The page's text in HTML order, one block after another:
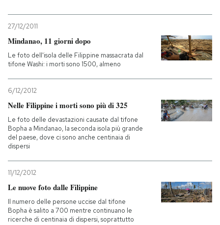
PODCAST
NEWSLETTER
I MIEI PREFERITI
SHOP
CALENDARIO
27/12/2011
Mindanao, 11 giorni dopo
Le foto dell'isola delle Filippine massacrata dal
tifone Washi: i morti sono 1500, almeno
6/12/2012
Nelle Filippine i morti sono più di 325
Le foto delle devastazioni causate dal tifone
Bopha a Mindanao, la seconda isola più grande
del paese, dove ci sono anche centinaia di
dispersi
11/12/2012
Le nuove foto dalle Filippine
Il numero delle persone uccise dal tifone
Bopha è salito a 700 mentre continuano le
ricerche di centinaia di dispersi, soprattutto